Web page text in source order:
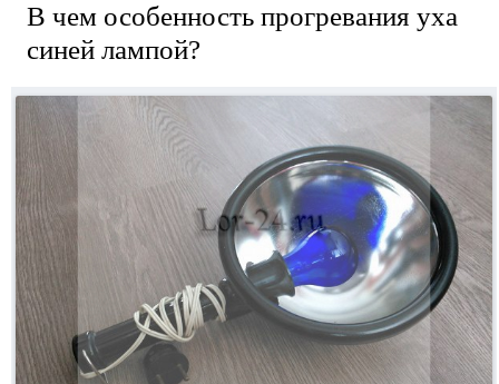
В чем особенность прогревания уха
синей лампой?